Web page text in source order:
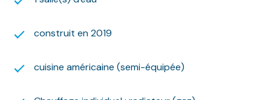
Montant estimé des dépenses annuelles d'énergie
Prix moyens des énergies indexés sur l'année 2015
Les informations sur les risques auxquels ce bien est
construit en 2019
cuisine américaine (semi-équipée)